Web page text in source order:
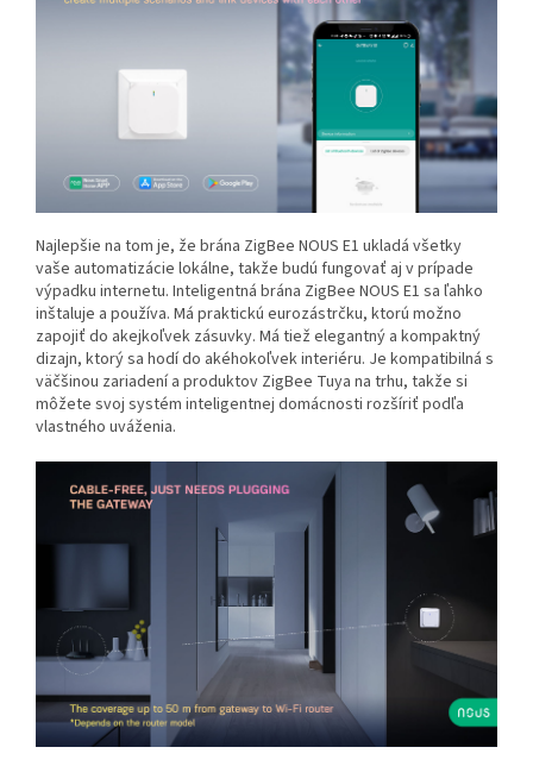
Najlepšie na tom je, že brána ZigBee NOUS E1 ukladá všetky
vaše automatizácie lokálne, takže budú fungovať aj v prípade
výpadku internetu. Inteligentná brána ZigBee NOUS E1 sa ľahko
inštaluje a používa. Má praktickú eurozástrčku, ktorú možno
zapojiť do akejkoľvek zásuvky. Má tiež elegantný a kompaktný
dizajn, ktorý sa hodí do akéhokoľvek interiéru. Je kompatibilná s
väčšinou zariadení a produktov ZigBee Tuya na trhu, takže si
môžete svoj systém inteligentnej domácnosti rozšíriť podľa
vlastného uváženia.